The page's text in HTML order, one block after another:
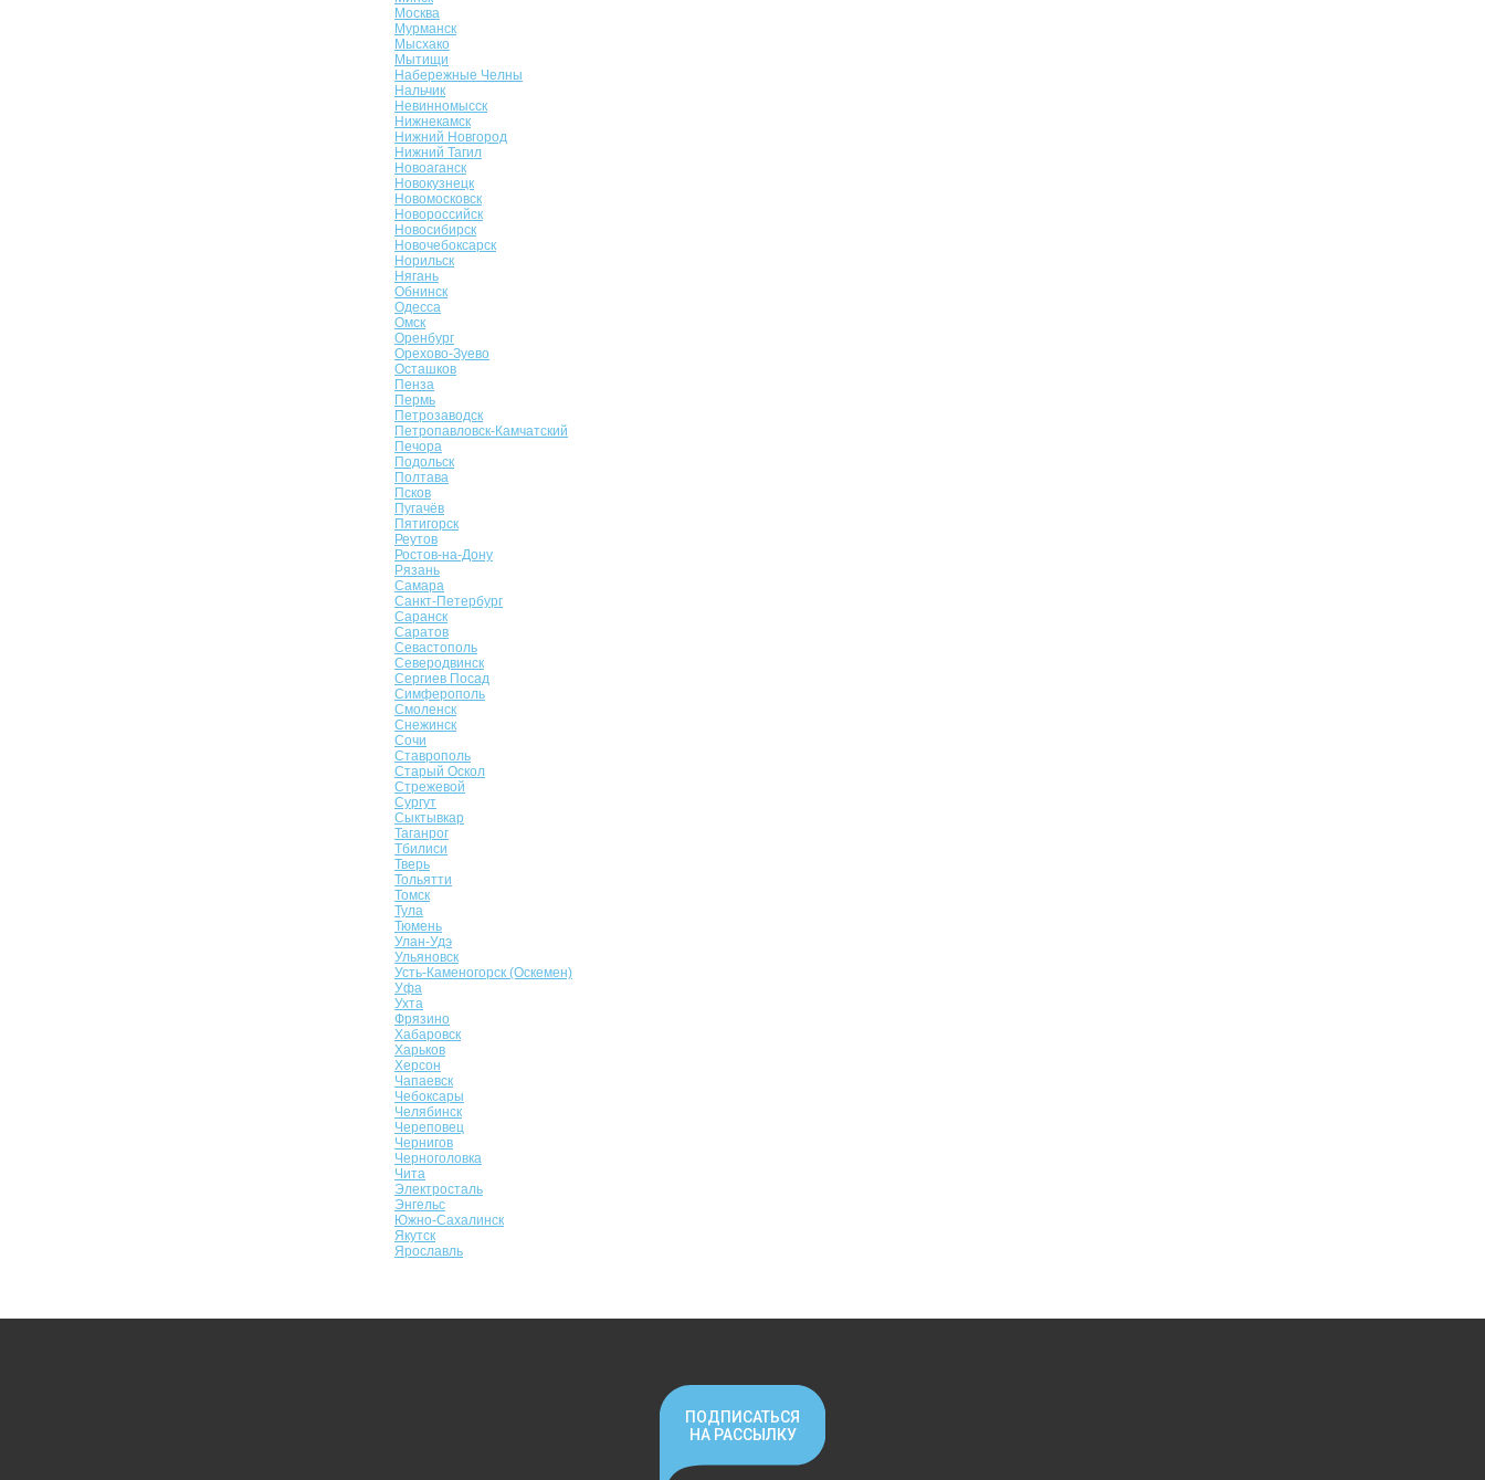
Москва
Мурманск
Мысхако
Мытищи
Набережные Челны
Нальчик
Невинномысск
Нижнекамск
Нижний Новгород
Нижний Тагил
Новоаганск
Новокузнецк
Новомосковск
Новороссийск
Новосибирск
Новочебоксарск
Норильск
Нягань
Обнинск
Одесса
Омск
Оренбург
Орехово-Зуево
Осташков
Пенза
Пермь
Петрозаводск
Петропавловск-Камчатский
Печора
Подольск
Полтава
Псков
Пугачёв
Пятигорск
Реутов
Ростов-на-Дону
Рязань
Самара
Санкт-Петербург
Саранск
Саратов
Севастополь
Северодвинск
Сергиев Посад
Симферополь
Смоленск
Снежинск
Сочи
Ставрополь
Старый Оскол
Стрежевой
Сургут
Сыктывкар
Таганрог
Тбилиси
Тверь
Тольятти
Томск
Тула
Тюмень
Улан-Удэ
Ульяновск
Усть-Каменогорск (Оскемен)
Уфа
Ухта
Фрязино
Хабаровск
Харьков
Херсон
Чапаевск
Чебоксары
Челябинск
Череповец
Чернигов
Черноголовка
Чита
Электросталь
Энгельс
Южно-Сахалинск
Якутск
Ярославль
ПОДПИСАТЬСЯ
НА РАССЫЛКУ